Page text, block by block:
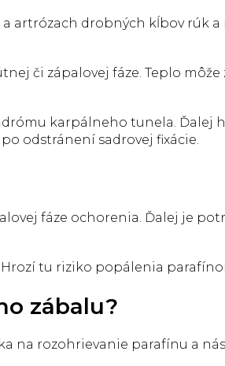
artrózach drobných kĺbov rúk
či zápalovej fáze. Teplo
karpálneho tunela. Ďalej
odstránení sadrovej fixácie.
fáze ochorenia. Ďalej je
tu riziko popálenia
zábalu?
na rozohrievanie parafínu a